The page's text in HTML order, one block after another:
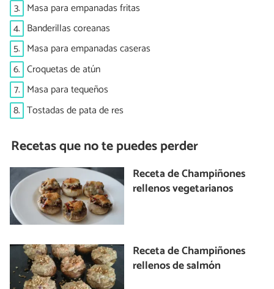
3. Masa para empanadas fritas
4. Banderillas coreanas
5. Masa para empanadas caseras
6. Croquetas de atún
7. Masa para tequeños
8. Tostadas de pata de res
Recetas que no te puedes perder
Receta de Champiñones
rellenos vegetarianos
Receta de Champiñones
rellenos de salmón